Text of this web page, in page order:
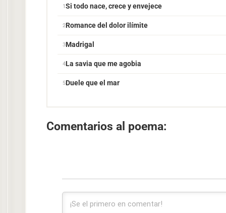
Si todo nace, crece y envejece
Romance del dolor ilímite
Madrigal
La savia que me agobia
Duele que el mar
Comentarios al poema: